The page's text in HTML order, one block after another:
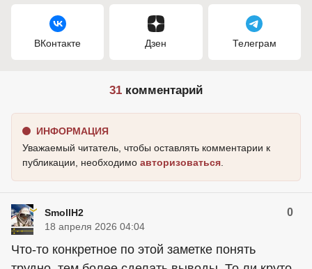
ВКонтакте Дзен Телеграм
31 комментарий
ИНФОРМАЦИЯ
Уважаемый читатель, чтобы оставлять комментарии к
публикации, необходимо авторизоваться.
SmollH2 0
18 апреля 2026 04:04
Что-то конкретное по этой заметке понять